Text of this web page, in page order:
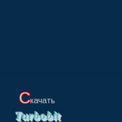
Скачать
Turbobit